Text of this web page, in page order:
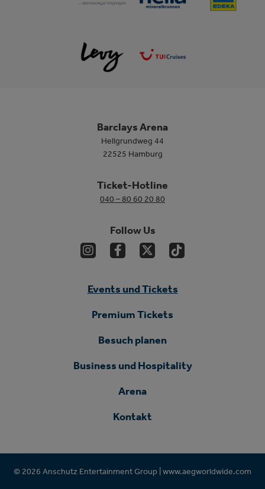
Barclays Arena
Hellgrundweg 44
22525 Hamburg
Ticket-Hotline
040 – 80 60 20 80
Follow Us
Events und Tickets
Premium Tickets
Besuch planen
Business und Hospitality
Arena
Kontakt
© 2026 Anschutz Entertainment Group | www.aegworldwide.com